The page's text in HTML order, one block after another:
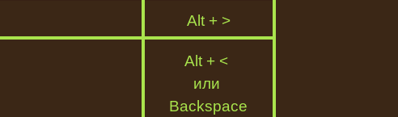
Alt + >
Alt + <
или
Backspace